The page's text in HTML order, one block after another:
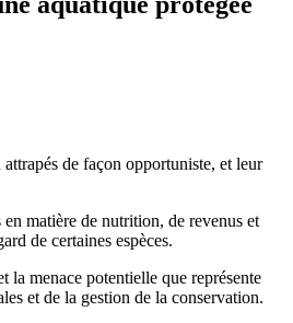
de façon opportuniste, et leur
matière de nutrition, de revenus et
de certaines espèces.
la menace potentielle que représente
et de la gestion de la conservation.